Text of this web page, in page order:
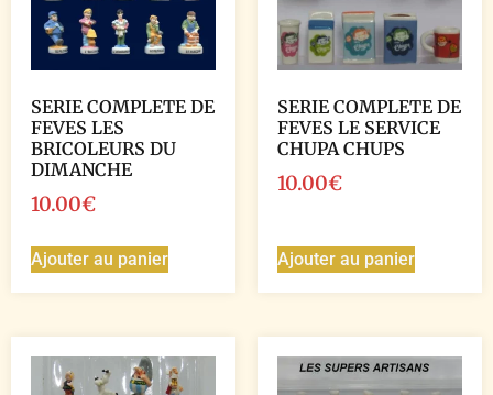
SERIE COMPLETE DE
FEVES LES
BRICOLEURS DU
DIMANCHE
10.00€
Ajouter au panier
SERIE COMPLETE DE
FEVES LE SERVICE
CHUPA CHUPS
10.00€
Ajouter au panier